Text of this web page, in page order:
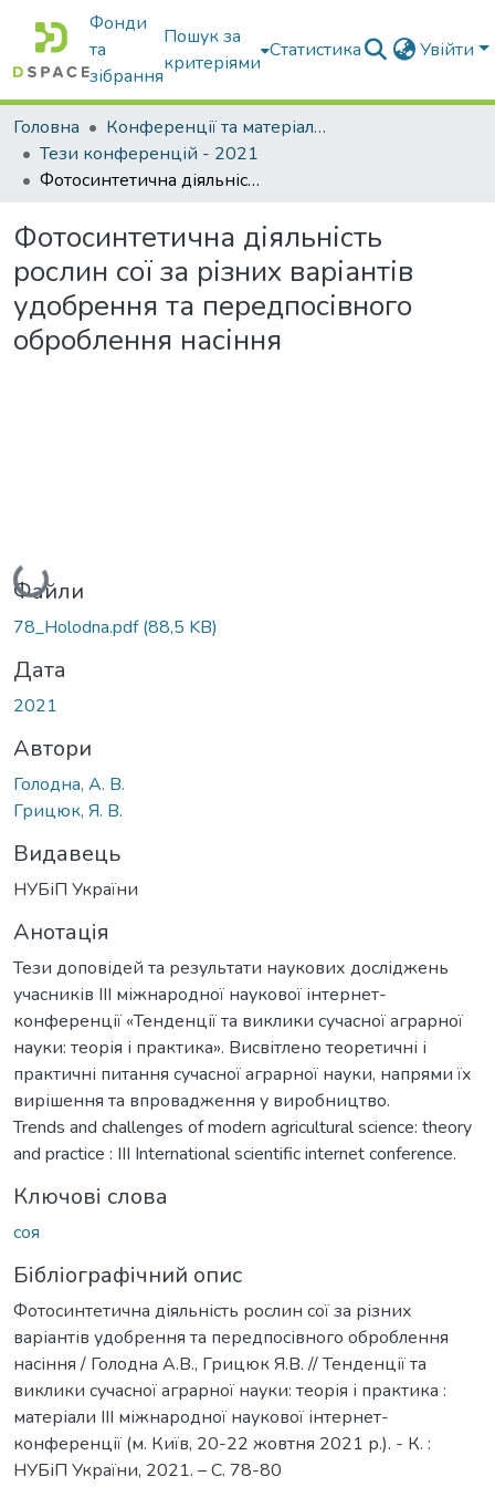
Фонди
та
зібрання
Пошук за
критеріями
Статистика Увійти
Головна
Конференції та матеріали конференцій
Тези конференцій - 2021
Фотосинтетична діяльність рослин сої за різних варіантів удобрення та передпосівного оброблення насіння
Фотосинтетична діяльність
рослин сої за різних варіантів
удобрення та передпосівного
оброблення насіння
Вантажиться...
Файли
78_Holodna.pdf(88,5 KB)
Дата
2021
Автори
Голодна, А. В.
Грицюк, Я. В.
Видавець
НУБіП України
Анотація
Тези доповідей та результати наукових досліджень
учасників IIІ міжнародної наукової інтернет-
конференції «Тенденції та виклики сучасної аграрної
науки: теорія і практика». Висвітлено теоретичні і
практичні питання сучасної аграрної науки, напрями їх
вирішення та впровадження у виробництво.
Trends and challenges of modern agricultural science: theory
and practice : III International scientific internet conference.
Ключові слова
соя
Бібліографічний опис
Фотосинтетична діяльність рослин сої за різних
варіантів удобрення та передпосівного оброблення
насіння / Голодна А.В., Грицюк Я.В. // Тенденції та
виклики сучасної аграрної науки: теорія і практика :
матеріали IIІ міжнародної наукової інтернет-
конференції (м. Київ, 20-22 жовтня 2021 р.). - К. :
НУБіП України, 2021. – С. 78-80